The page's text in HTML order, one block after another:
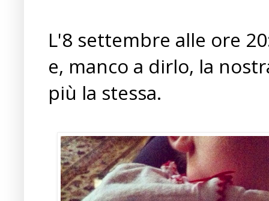
L'8 settembre alle ore
e, manco a dirlo, la
più la stessa.